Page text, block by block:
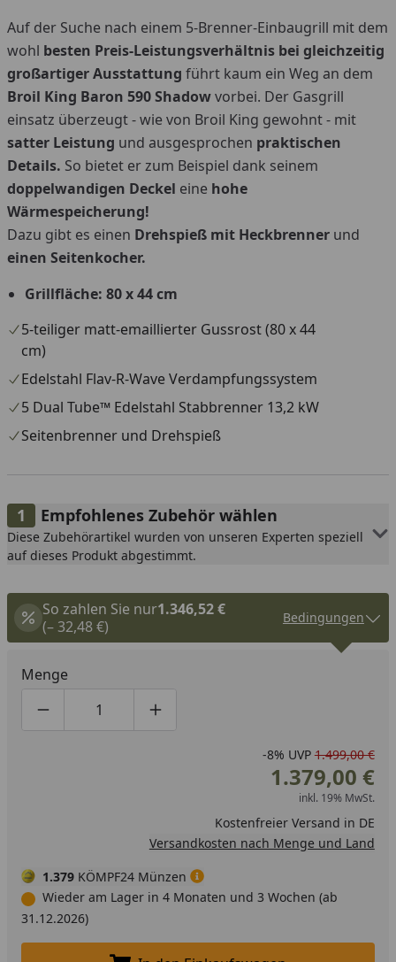
Auf der Suche nach einem 5-Brenner-Einbaugrill mit dem
wohl besten Preis-Leistungsverhältnis bei gleichzeitig
großartiger Ausstattung führt kaum ein Weg an dem
Broil King Baron 590 Shadowvorbei. Der Gasgrill
einsatz überzeugt - wie von Broil King gewohnt - mit
satter Leistung und ausgesprochen praktischen
Details. So bietet er zum Beispiel dank seinem
doppelwandigen Deckel eine hohe
Wärmespeicherung!
Dazu gibt es einen Drehspieß mit Heckbrenner und
einen Seitenkocher.
Grillfläche: 80 x 44 cm
5-teiliger matt-emaillierter Gussrost (80 x 44
cm)
Edelstahl Flav-R-Wave Verdampfungssystem
5 Dual Tube™ Edelstahl Stabbrenner 13,2 kW
Seitenbrenner und Drehspieß
Empfohlenes Zubehör wählen
Diese Zubehörartikel wurden von unseren Experten speziell
auf dieses Produkt abgestimmt.
So zahlen Sie nur1.346,52 €
(– 32,48 €)
Bedingungen
Menge
Produktmenge um eins verringern
Produktmenge manuell eingeben
Produktmenge um eins erhöhen
-8% UVP 1.499,00 €
1.379,00 €
inkl. 19% MwSt.
Kostenfreier Versand in DE
Versandkosten nach Menge und Land
1.379 KÖMPF24 Münzen
Wieder am Lager in 4 Monaten und 3 Wochen (ab
31.12.2026)